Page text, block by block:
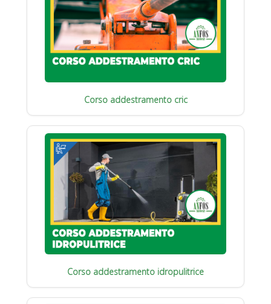
Corso addestramento cric
Corso addestramento idropulitrice